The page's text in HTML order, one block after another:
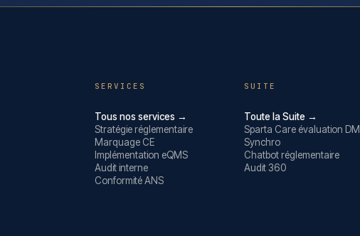
SERVICES
Tous nos services →
Stratégie réglementaire
Marquage CE
Implémentation eQMS
Audit interne
Conformité ANS
SUITE
Toute la Suite →
Sparta Care évaluation DM
Synchro
Chatbot réglementaire
Audit 360